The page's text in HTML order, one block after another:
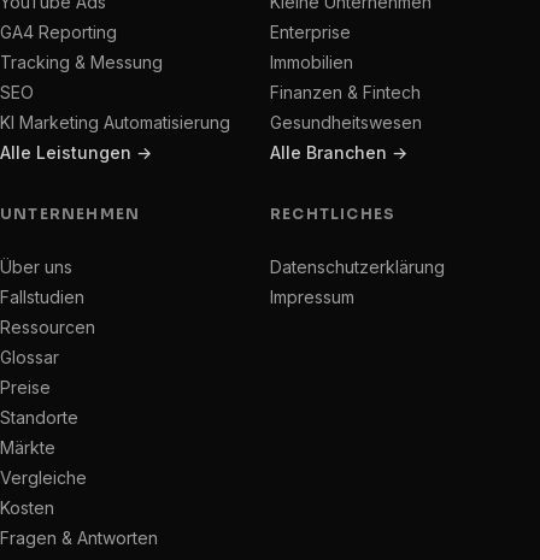
GA4 Reporting
Tracking & Messung
SEO
KI Marketing Automatisierung
Alle Leistungen →
Enterprise
Immobilien
Finanzen & Fintech
Gesundheitswesen
Alle Branchen →
UNTERNEHMEN
Über uns
Fallstudien
Ressourcen
Glossar
Preise
Standorte
Märkte
Vergleiche
Kosten
Fragen & Antworten
RECHTLICHES
Datenschutzerklärung
Impressum